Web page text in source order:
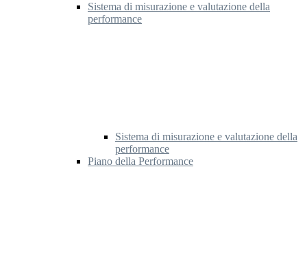
Sistema di misurazione e valutazione della
performance
Sistema di misurazione e valutazione della
performance
Piano della Performance